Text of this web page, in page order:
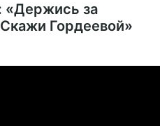
«Держись за
Гордеевой»